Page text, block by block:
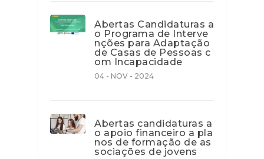
Abertas Candidaturas a
o Programa de Interve
nções para Adaptação
de Casas de Pessoas c
om Incapacidade
04 - NOV - 2024
Abertas candidaturas a
o apoio financeiro a pla
nos de formação de as
sociações de jovens